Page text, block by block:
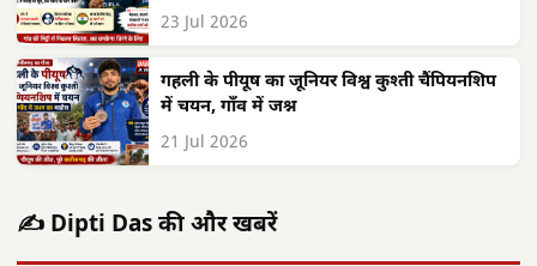
23 Jul 2026
गहली के पीयूष का जूनियर विश्व कुश्ती चैंपियनशिप
में चयन, गाँव में जश्न
21 Jul 2026
✍️ Dipti Das की और खबरें